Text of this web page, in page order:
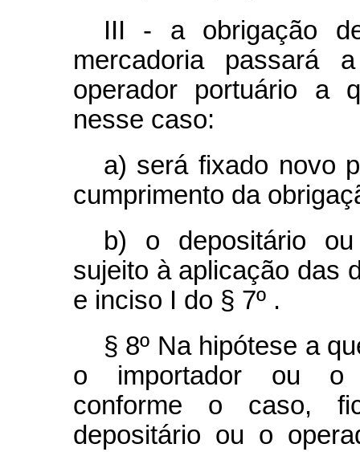
III - a obrigação
mercadoria
operador portuário a
nesse caso:
a) será fixado novo
cumprimento da
b) o depositário
sujeito à aplicação das
e inciso I do § 7º .
§ 8º Na hipótese a
o importador ou o
conforme o caso,
depositário ou o